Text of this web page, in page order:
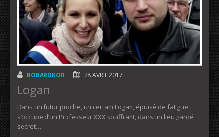
BOBARDKOR 28 AVRIL 2017
Logan
Dans un futur proche, un certain Logan, épuisé de fatigue,
s’occupe d’un Professeur XXX souffrant, dans un lieu gardé
secret…